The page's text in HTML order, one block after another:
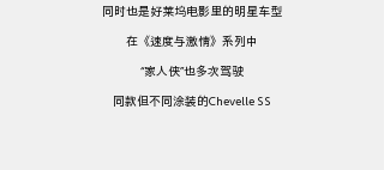
同时也是好莱坞电影里的明星车型
在《速度与激情》系列中
“家人侠”也多次驾驶
同款但不同涂装的Chevelle SS